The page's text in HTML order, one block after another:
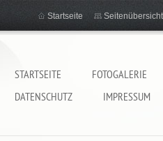
STARTSEITE FOTOGALERIE
DATENSCHUTZ
IMPRESSUM
Startseite Seitenübersicht